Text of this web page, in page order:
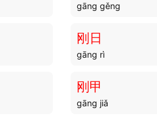
gāng gěng
刚日
gāng rì
刚甲
gāng jiǎ